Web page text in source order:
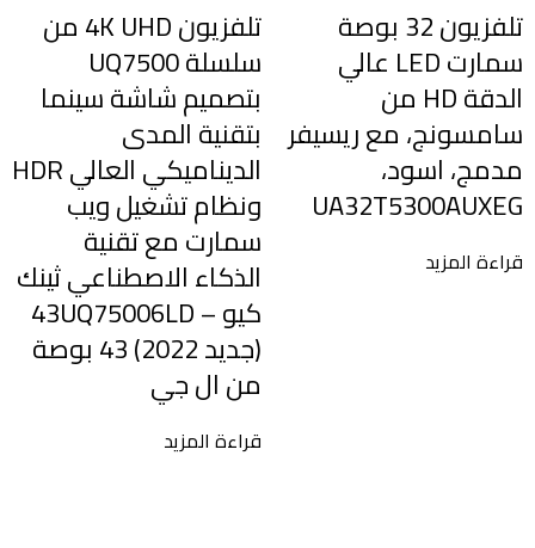
تلفزيون 32 بوصة
سمارت LED عالي
الدقة HD من
سامسونج، مع ريسيفر
مدمج، اسود،
UA32T5300AUXEG
قراءة المزيد
تلفزيون 4K UHD من
سلسلة UQ7500
بتصميم شاشة سينما
بتقنية المدى
الديناميكي العالي HDR
ونظام تشغيل ويب
سمارت مع تقنية
الذكاء الاصطناعي ثينك
كيو – 43UQ75006LD
(جديد 2022) 43 بوصة
من ال جي
قراءة المزيد